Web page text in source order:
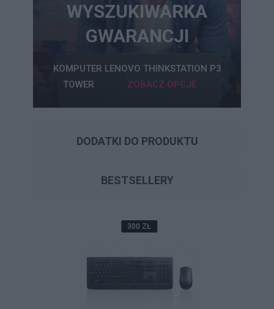
WYSZUKIWARKA
GWARANCJI
KOMPUTER LENOVO THINKSTATION P3
TOWER
ZOBACZ OPCJE
DODATKI DO PRODUKTU
BESTSELLERY
300 ZŁ